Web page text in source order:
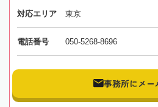
対応エリア 東京
電話番号 050-5268-8696
事務所にメー